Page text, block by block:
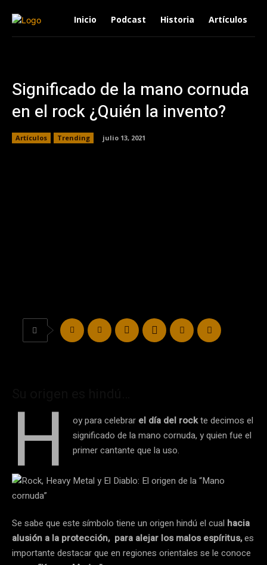
Inicio Podcast Historia Artículos
Significado de la mano cornuda
en el rock ¿Quién la invento?
Artículos Trending julio 13, 2021
H oy para celebrarel día del rockte decimos el
significado de la mano cornuda, y quien fue el
primer cantante que la uso.
Se sabe que este símbolo tiene un origen hindú el cual hacia
alusión a la protección, para alejar los malos espíritus,es
importante destacar que en regiones orientales se le conoce